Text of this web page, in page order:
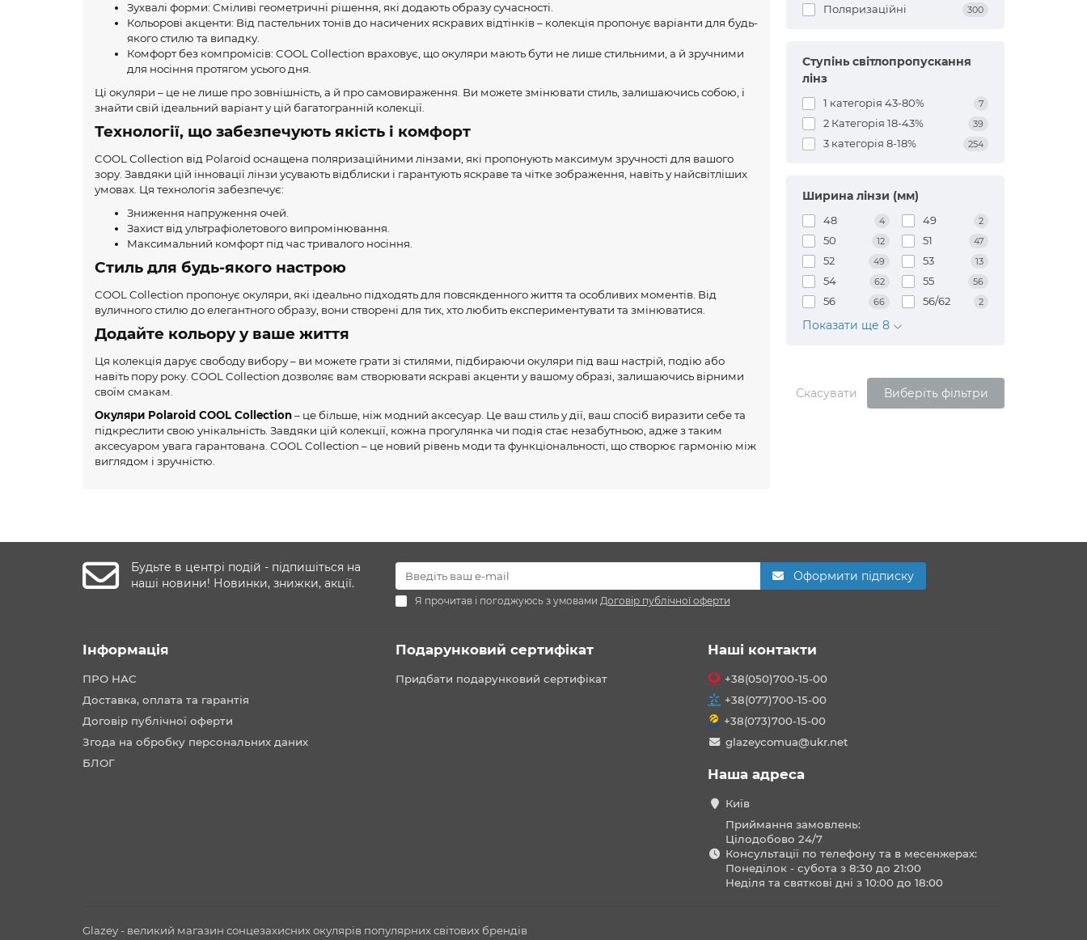
Зухвалі форми: Сміливі геометричні рішення, які додають образу сучасності.
Кольорові акценти: Від пастельних тонів до насичених яскравих відтінків – колекція пропонує варіанти для будь-
якого стилю та випадку.
Комфорт без компромісів: COOL Collection враховує, що окуляри мають бути не лише стильними, а й зручними
для носіння протягом усього дня.
Ці окуляри – це не лише про зовнішність, а й про самовираження. Ви можете змінювати стиль, залишаючись собою, і
знайти свій ідеальний варіант у цій багатогранній колекції.
Технології, що забезпечують якість і комфорт
COOL Collection від Polaroid оснащена поляризаційними лінзами, які пропонують максимум зручності для вашого
зору. Завдяки цій інновації лінзи усувають відблиски і гарантують яскраве та чітке зображення, навіть у найсвітліших
умовах. Ця технологія забезпечує:
Зниження напруження очей.
Захист від ультрафіолетового випромінювання.
Максимальний комфорт під час тривалого носіння.
Стиль для будь-якого настрою
COOL Collection пропонує окуляри, які ідеально підходять для повсякденного життя та особливих моментів. Від
вуличного стилю до елегантного образу, вони створені для тих, хто любить експериментувати та змінюватися.
Додайте кольору у ваше життя
Ця колекція дарує свободу вибору – ви можете грати зі стилями, підбираючи окуляри під ваш настрій, подію або
навіть пору року. COOL Collection дозволяє вам створювати яскраві акценти у вашому образі, залишаючись вірними
своїм смакам.
Окуляри Polaroid COOL Collection– це більше, ніж модний аксесуар. Це ваш стиль у дії, ваш спосіб виразити себе та
підкреслити свою унікальність. Завдяки цій колекції, кожна прогулянка чи подія стає незабутньою, адже з таким
аксесуаром увага гарантована. COOL Collection – це новий рівень моди та функціональності, що створює гармонію між
виглядом і зручністю.
Поляризаційні 300
Ступінь світлопропускання
лінз
1 категорія 43-80% 7
2 Категорія 18-43% 39
3 категорія 8-18% 254
Ширина лінзи (мм)
48 4 49 2
50 12 51 47
52 49 53 13
54 62 55 56
56 66 56/62 2
Показати ще 8
Скасувати Виберіть фільтри
Будьте в центрі подій - підпишіться на
наші новини! Новинки, знижки, акції.
Оформити підписку
Я прочитав і погоджуюсь з умовами Договір публічної оферти
Інформація
ПРО НАС
Доставка, оплата та гарантія
Договір публічної оферти
Згода на обробку персональних даних
БЛОГ
Подарунковий сертифікат
Придбати подарунковий сертифікат
Наші контакти
+38(050)700-15-00
+38(077)700-15-00
+38(073)700-15-00
glazeycomua@ukr.net
Наша адреса
Київ
Приймання замовлень:
Цілодобово 24/7
Консультації по телефону та в месенжерах:
Понеділок - субота з 8:30 до 21:00
Неділя та святкові дні з 10:00 до 18:00
Glazey - великий магазин сонцезахисних окулярів популярних світових брендів